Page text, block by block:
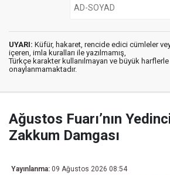
UYARI: Küfür, hakaret, rencide edici cümleler
içeren, imla kuralları ile yazılmamış,
Türkçe karakter kullanılmayan ve büyük harflerle
onaylanmamaktadır.
Ağustos Fuarı’nın
Zakkum Damgası
Yayınlanma: 09 Ağustos 2026 08:54